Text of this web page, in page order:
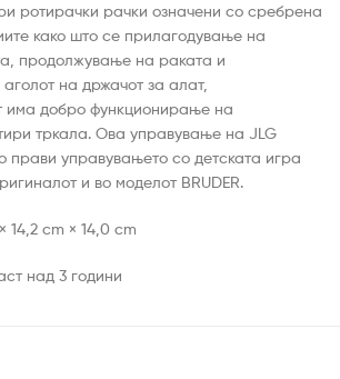
ротирачки рачки означени со сребрена
како што се прилагодување на
продолжување на раката и
на држачот за алат,
има добро функционирање на
тркала. Ова управување на JLG
прави управувањето со детската игра
и во моделот BRUDER.
14,2 cm × 14,0 cm
над 3 години